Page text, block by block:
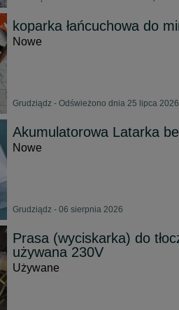
koparka łańcuchowa do
Nowe
Grudziądz - Odświeżono dnia 25 lipca 2026
Akumulatorowa Latarka
Nowe
Grudziądz - 06 sierpnia 2026
Prasa (wyciskarka) do
używana 230V
Używane